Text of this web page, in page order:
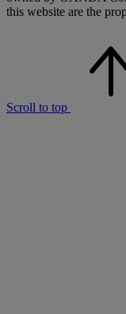
this website are the
Scroll to top